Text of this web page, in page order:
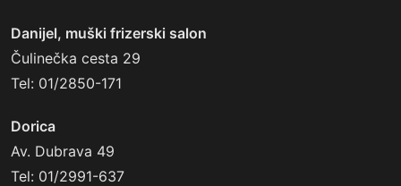
Danijel, muški frizerski salon
Čulinečka cesta 29
Tel: 01/2850-171
Dorica
Av. Dubrava 49
Tel: 01/2991-637